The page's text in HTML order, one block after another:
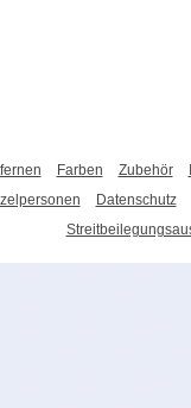
Farben Zubehör
Datenschutz